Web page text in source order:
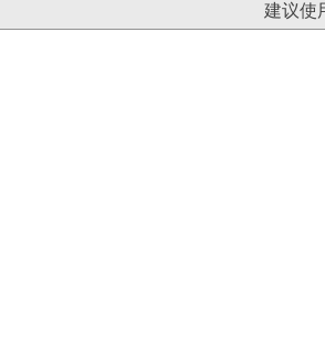
建议使